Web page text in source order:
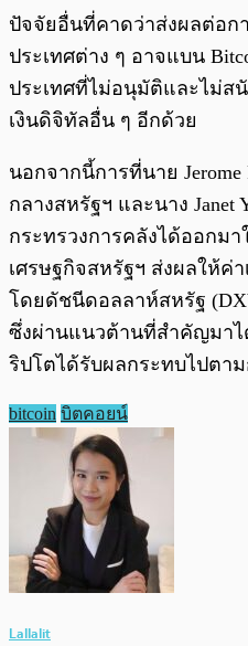
ปัจจัยอื่นที่คาดว่าส่งผลต่อก
ประเทศต่าง ๆ อาจแบน
ประเทศที่ไม่อนุมัติและไม่ส
เงินดิจิทัลอื่น ๆ อีกด้วย
นอกจากนี้การที่นาย
กลางสหรัฐฯ และนาง Janet
กระทรวงการคลังได้ออกม
เศรษฐกิจสหรัฐฯ ส่งผลให้ค่
โดยดัชนีดอลลาห์สหรัฐ
ซึ่งผ่านแนวต้านที่สำคัญมาไ
ริปโตได้รับผลกระทบไปตา
bitcoin บิตคอยน์
Lallalit